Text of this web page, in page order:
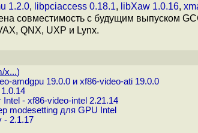
1.2.0, libpciaccess 0.18.1, libXaw 1.0.16,
совместимость с будущим выпуском
QNX, UXP и Lynx.
x...)
amdgpu 19.0.0 и xf86-video-ati 19.0.0
- xf86-video-intel 2.21.14
modesetting для GPU Intel
- 2.1.17